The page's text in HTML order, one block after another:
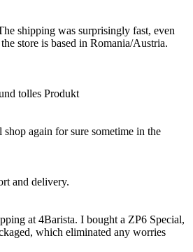
shipping was surprisingly fast, even
store is based in Romania/Austria.
tolles Produkt
again for sure sometime in the
and delivery.
at 4Barista. I bought a ZP6 Special,
which eliminated any worries